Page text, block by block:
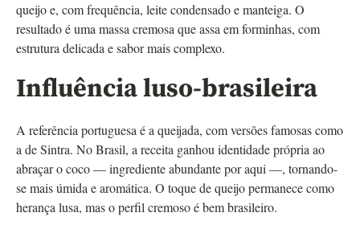
queijo e, com frequência, leite condensado e manteiga. O
resultado é uma massa cremosa que assa em forminhas, com
estrutura delicada e sabor mais complexo.
Influência luso-brasileira
A referência portuguesa é a queijada, com versões famosas como
a de Sintra. No Brasil, a receita ganhou identidade própria ao
abraçar o coco — ingrediente abundante por aqui —, tornando-
se mais úmida e aromática. O toque de queijo permanece como
herança lusa, mas o perfil cremoso é bem brasileiro.